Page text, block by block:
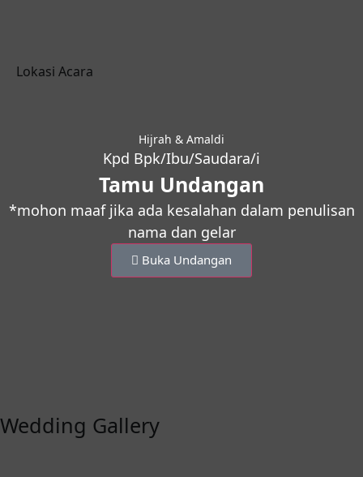
Hijrah & Amaldi
Kpd Bpk/Ibu/Saudara/i
Tamu Undangan
*mohon maaf jika ada kesalahan dalam penulisan
nama dan gelar
Buka Undangan
Lokasi Acara
Wedding Gallery